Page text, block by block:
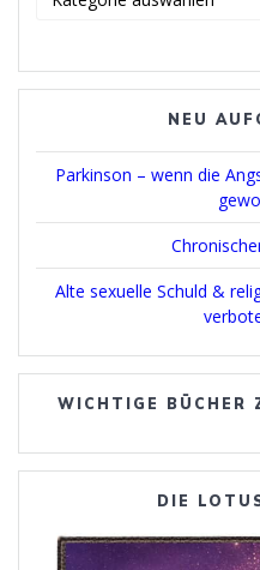
NEU
Parkinson – wenn die
Alte sexuelle Schuld &
WICHTIGE BÜCHER
DIE